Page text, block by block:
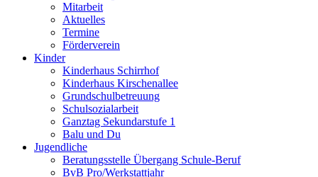
Mitarbeit
Aktuelles
Termine
Förderverein
Kinder
Kinderhaus Schirrhof
Kinderhaus Kirschenallee
Grundschulbetreuung
Schulsozialarbeit
Ganztag Sekundarstufe 1
Balu und Du
Jugendliche
Beratungsstelle Übergang Schule-Beruf
BvB Pro/Werkstattjahr